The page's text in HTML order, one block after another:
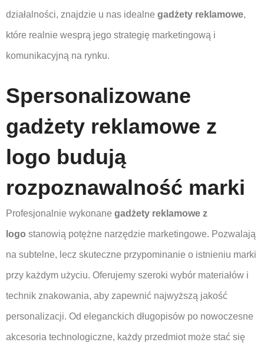
działalności, znajdzie u nas idealne gadżety reklamowe,
które realnie wesprą jego strategię marketingową i
komunikacyjną na rynku.
Spersonalizowane
gadżety reklamowe z
logo budują
rozpoznawalność marki
Profesjonalnie wykonane gadżety reklamowe z
logo stanowią potężne narzędzie marketingowe. Pozwalają
na subtelne, lecz skuteczne przypominanie o istnieniu marki
przy każdym użyciu. Oferujemy szeroki wybór materiałów i
technik znakowania, aby zapewnić najwyższą jakość
personalizacji. Od eleganckich długopisów po nowoczesne
akcesoria technologiczne, każdy przedmiot może stać się